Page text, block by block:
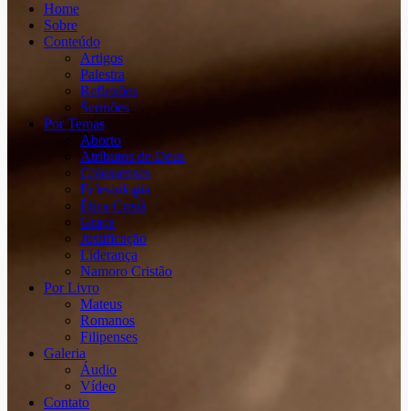
Home
Sobre
Conteúdo
Artigos
Palestra
Reflexões
Sermões
Por Temas
Aborto
Atributos de Deus
Colossenses
Eclesiologia
Ética Cristã
Graça
Justificação
Liderança
Namoro Cristão
Por Livro
Mateus
Romanos
Filipenses
Galeria
Áudio
Vídeo
Contato